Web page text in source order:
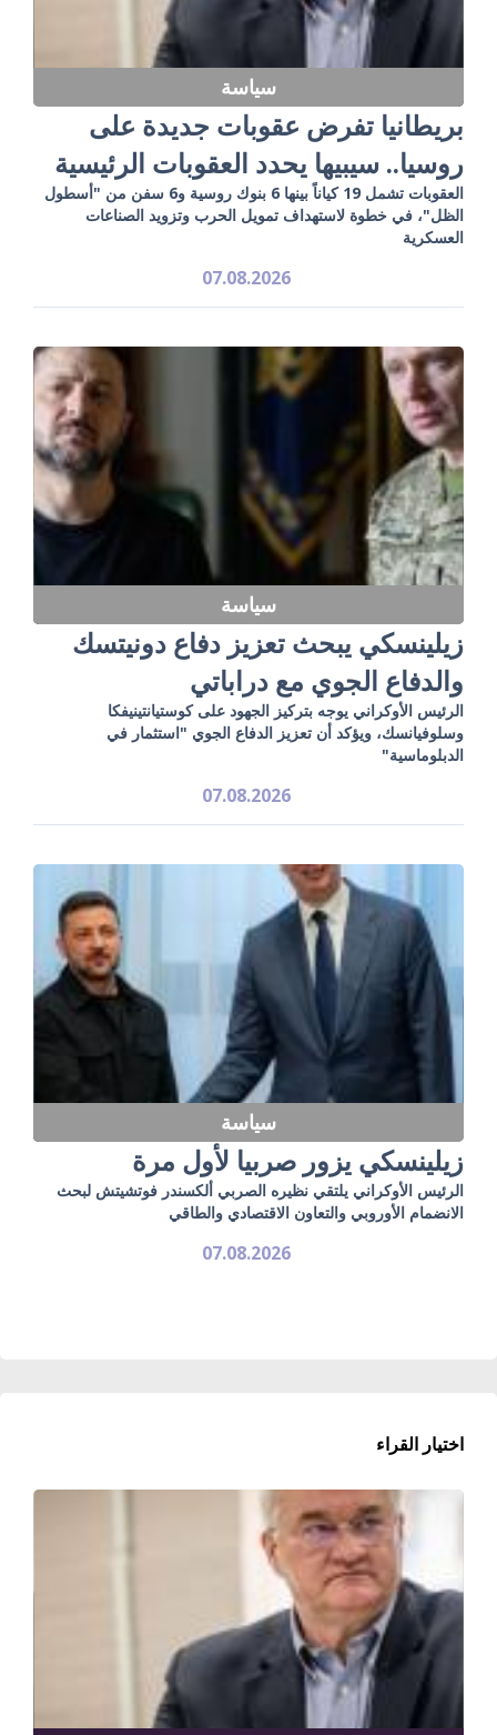
سياسة
بريطانيا تفرض عقوبات جديدة على
روسيا.. سيبيها يحدد العقوبات الرئيسية
العقوبات تشمل 19 كياناً بينها 6 بنوك روسية و6 سفن من "أسطول
الظل"، في خطوة لاستهداف تمويل الحرب وتزويد الصناعات
العسكرية
07.08.2026
سياسة
زيلينسكي يبحث تعزيز دفاع دونيتسك
والدفاع الجوي مع دراباتي
الرئيس الأوكراني يوجه بتركيز الجهود على كوستيانتينيفكا
وسلوفيانسك، ويؤكد أن تعزيز الدفاع الجوي "استثمار في
الدبلوماسية"
07.08.2026
سياسة
زيلينسكي يزور صربيا لأول مرة
الرئيس الأوكراني يلتقي نظيره الصربي ألكسندر فوتشيتش لبحث
الانضمام الأوروبي والتعاون الاقتصادي والطاقي
07.08.2026
اختيار القراء